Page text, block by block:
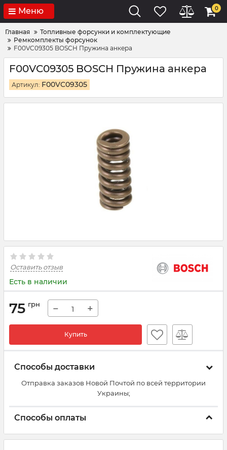
Меню 0
Главная
Топливные форсунки и комплектующие
Ремкомплекты форсунок
F00VC09305 BOSCH Пружина анкера
F00VC09305 BOSCH Пружина анкера
Артикул: F00VC09305
Оставить отзыв
Есть в наличии
75 грн − +
Купить
Способы доставки
Отправка заказов Новой Почтой по всей территории
Украины;
Способы оплаты